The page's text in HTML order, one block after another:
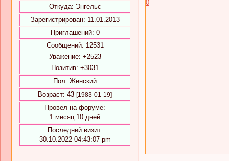
Откуда: Энгельс
Зарегистрирован: 11.01.2013
Приглашений: 0
Сообщений: 12531
Уважение: +2523
Позитив: +3031
Пол: Женский
Возраст: 43 [1983-01-19]
Провел на форуме:
1 месяц 10 дней
Последний визит:
30.10.2022 04:43:07 pm
0